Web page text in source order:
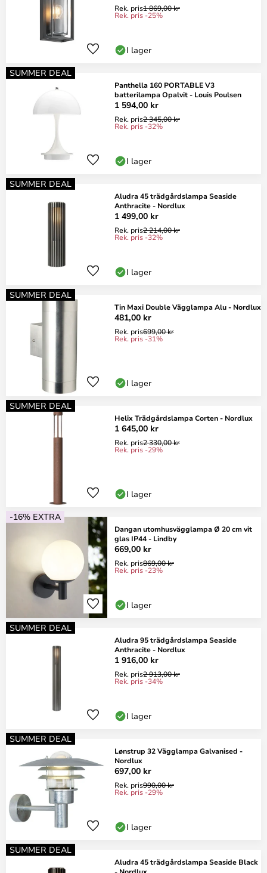
Rek. pris1 869,00 kr
Rek. pris -25%
I lager
SUMMER DEAL
Panthella 160 PORTABLE V3
batterilampa Opalvit - Louis Poulsen
1 594,00 kr
Rek. pris2 345,00 kr
Rek. pris -32%
I lager
SUMMER DEAL
Aludra 45 trädgårdslampa Seaside
Anthracite - Nordlux
1 499,00 kr
Rek. pris2 214,00 kr
Rek. pris -32%
I lager
SUMMER DEAL
Tin Maxi Double Vägglampa Alu - Nordlux
481,00 kr
Rek. pris699,00 kr
Rek. pris -31%
I lager
SUMMER DEAL
Helix Trädgårdslampa Corten - Nordlux
1 645,00 kr
Rek. pris2 330,00 kr
Rek. pris -29%
I lager
-16% EXTRA
Dangan utomhusvägglampa Ø 20 cm vit
glas IP44 - Lindby
669,00 kr
Rek. pris869,00 kr
Rek. pris -23%
I lager
SUMMER DEAL
Aludra 95 trädgårdslampa Seaside
Anthracite - Nordlux
1 916,00 kr
Rek. pris2 913,00 kr
Rek. pris -34%
I lager
SUMMER DEAL
Lønstrup 32 Vägglampa Galvanised -
Nordlux
697,00 kr
Rek. pris990,00 kr
Rek. pris -29%
I lager
SUMMER DEAL
Aludra 45 trädgårdslampa Seaside Black